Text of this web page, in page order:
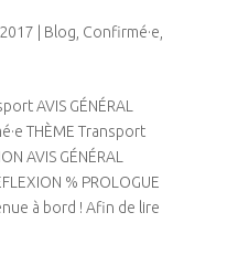
Blog Confirmé·e
AVIS GÉNÉRAL
THÈME Transport
AVIS GÉNÉRAL
% PROLOGUE
à bord ! Afin de lire